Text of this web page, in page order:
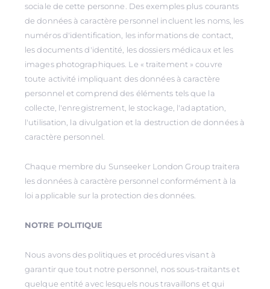
sociale de cette personne. Des exemples plus courants
de données à caractère personnel incluent les noms, les
numéros d'identification, les informations de contact,
les documents d'identité, les dossiers médicaux et les
images photographiques. Le « traitement » couvre
toute activité impliquant des données à caractère
personnel et comprend des éléments tels que la
collecte, l'enregistrement, le stockage, l'adaptation,
l'utilisation, la divulgation et la destruction de données à
caractère personnel.
Chaque membre du Sunseeker London Group traitera
les données à caractère personnel conformément à la
loi applicable sur la protection des données.
NOTRE POLITIQUE
Nous avons des politiques et procédures visant à
garantir que tout notre personnel, nos sous-traitants et
quelque entité avec lesquels nous travaillons et qui